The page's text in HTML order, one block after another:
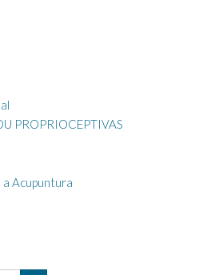
PROPRIOCEPTIVAS
Acupuntura